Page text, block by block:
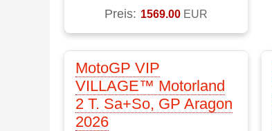
Preis: 1569.00 EUR
MotoGP VIP
VILLAGE™ Motorland
2 T. Sa+So, GP Aragon
2026